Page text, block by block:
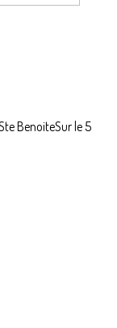
BenoiteSur le 5